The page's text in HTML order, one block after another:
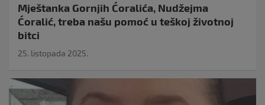
Mještanka Gornjih Ćoralića, Nudžejma
Ćoralić, treba našu pomoć u teškoj životnoj
bitci
25. listopada 2025.